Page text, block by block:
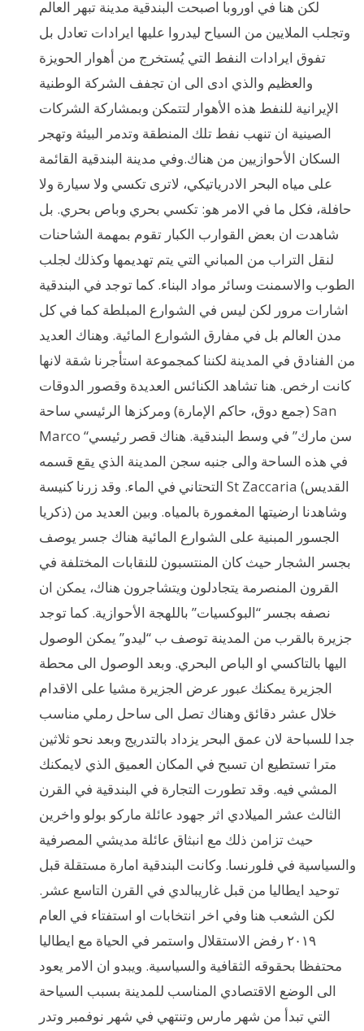
لكن هنا في اوروبا اصبحت البندقية مدينة تبهر العالم
وتجلب الملايين من السياح ليدروا عليها ايرادات تعادل بل
تفوق ايرادات النفط التي يُستخرج من أهوار الحويزة
والعظيم والذي ادى الى ان تجفف الشركة الوطنية
الإيرانية للنفط هذه الأهوار لتتمكن وبمشاركة الشركات
الصينية ان تنهب نفط تلك المنطقة وتدمر البيئة وتهجر
السكان الأحوازيين من هناك.وفي مدينة البندقية القائمة
على مياه البحر الادرياتيكي، لاترى تكسي ولا سيارة ولا
حافلة، فكل ما في الامر هو: تكسي بحري وباص بحري. بل
شاهدت ان بعض القوارب الكبار تقوم بمهمة الشاحنات
لنقل التراب من المباني التي يتم تهديمها وكذلك لجلب
الطوب والاسمنت وسائر مواد البناء. كما توجد في البندقية
اشارات مرور لكن ليس في الشوارع المبلطة كما في كل
مدن العالم بل في مفارق الشوارع المائية. وهناك العديد
من الفنادق في المدينة لكننا كمجموعة استأجرنا شقة لانها
كانت ارخص. هنا تشاهد الكنائس العديدة وقصور الدوقات
(جمع دوق، حاكم الإمارة) ومركزها الرئيسي ساحة San
Marco “سن مارك” في وسط البندقية. هناك قصر رئيسي
في هذه الساحة والى جنبه سجن المدينة الذي يقع قسمه
التحتاني في الماء. وقد زرنا كنيسة St Zaccaria (القديس
ذكريا) وشاهدنا ارضيتها المغمورة بالمياه. وبين العديد من
الجسور المبنية على الشوارع المائية هناك جسر يوصف
بجسر الشجار حيث كان المنتسبون للنقابات المختلفة في
القرون المنصرمة يتجادلون ويتشاجرون هناك، يمكن ان
نصفه بجسر “البوكسيات” باللهجة الأحوازية. كما توجد
جزيرة بالقرب من المدينة توصف ب “ليدو” يمكن الوصول
اليها بالتاكسي او الباص البحري. وبعد الوصول الى محطة
الجزيرة يمكنك عبور عرض الجزيرة مشيا على الاقدام
خلال عشر دقائق وهناك تصل الى ساحل رملي مناسب
جدا للسباحة لان عمق البحر يزداد بالتدريج وبعد نحو ثلاثين
مترا تستطيع ان تسبح في المكان العميق الذي لايمكنك
المشي فيه. وقد تطورت التجارة في البندقية في القرن
الثالث عشر الميلادي اثر جهود عائلة ماركو بولو واخرين
حيث تزامن ذلك مع انبثاق عائلة مديشي المصرفية
والسياسية في فلورنسا. وكانت البندقية امارة مستقلة قبل
توحيد ايطاليا من قبل غاريبالدي في القرن التاسع عشر.
لكن الشعب هنا وفي اخر انتخابات او استفتاء في العام
٢٠١٩ رفض الاستقلال واستمر في الحياة مع ايطاليا
محتفظا بحقوقه الثقافية والسياسية. ويبدو ان الامر يعود
الى الوضع الاقتصادي المناسب للمدينة بسبب السياحة
التي تبدأ من شهر مارس وتنتهي في شهر نوفمبر وتدر